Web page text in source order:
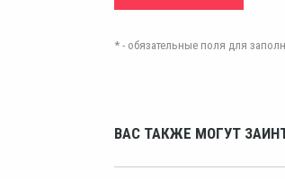
* - обязательные поля для
ВАС ТАКЖЕ МОГУТ